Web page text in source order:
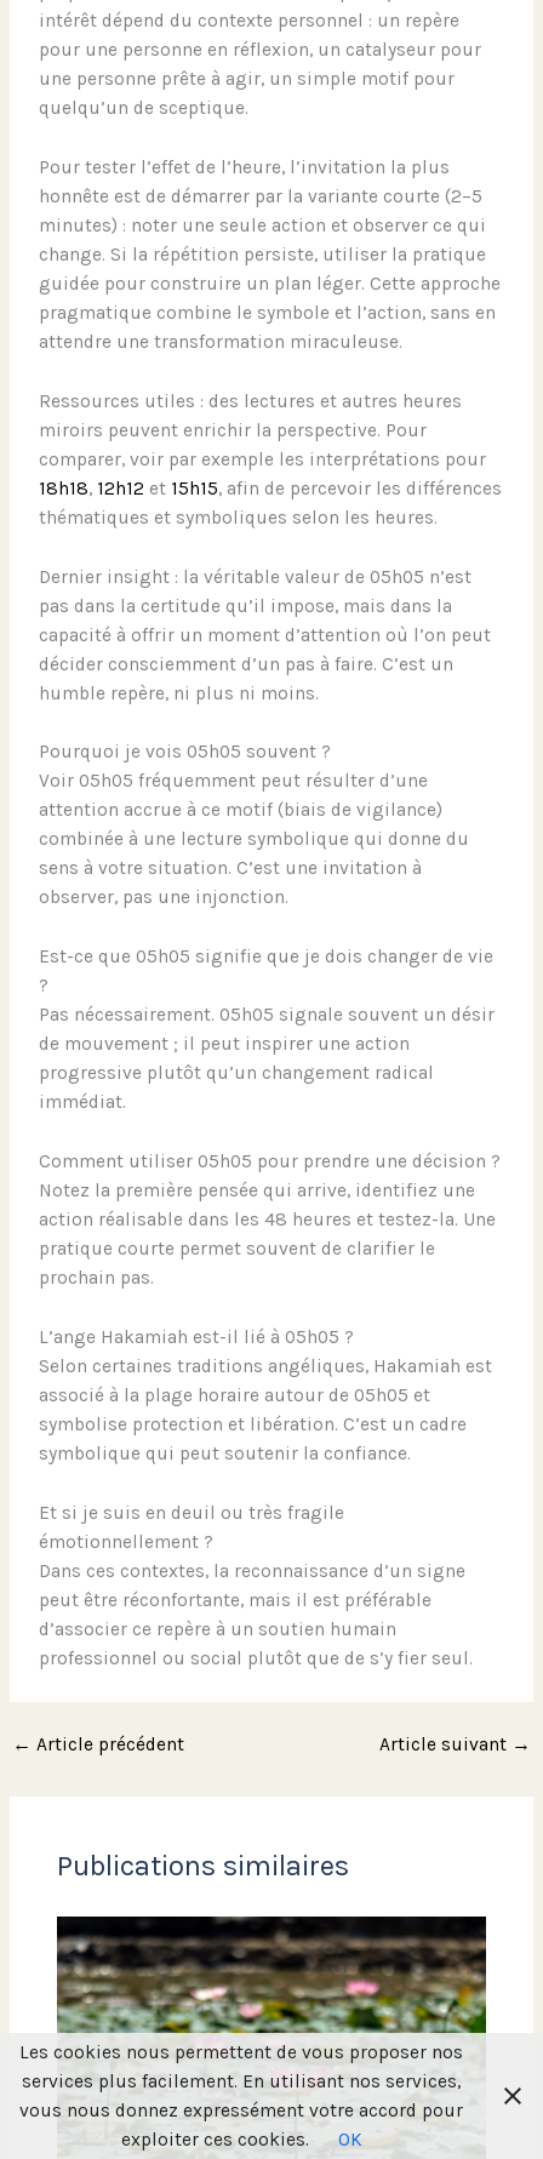
intérêt dépend du contexte personnel : un repère
pour une personne en réflexion, un catalyseur pour
une personne prête à agir, un simple motif pour
quelqu’un de sceptique.
Pour tester l’effet de l’heure, l’invitation la plus
honnête est de démarrer par la variante courte (2–5
minutes) : noter une seule action et observer ce qui
change. Si la répétition persiste, utiliser la pratique
guidée pour construire un plan léger. Cette approche
pragmatique combine le symbole et l’action, sans en
attendre une transformation miraculeuse.
Ressources utiles : des lectures et autres heures
miroirs peuvent enrichir la perspective. Pour
comparer, voir par exemple les interprétations pour
18h18, 12h12 et 15h15, afin de percevoir les différences
thématiques et symboliques selon les heures.
Dernier insight : la véritable valeur de 05h05 n’est
pas dans la certitude qu’il impose, mais dans la
capacité à offrir un moment d’attention où l’on peut
décider consciemment d’un pas à faire. C’est un
humble repère, ni plus ni moins.
Pourquoi je vois 05h05 souvent ?
Voir 05h05 fréquemment peut résulter d’une
attention accrue à ce motif (biais de vigilance)
combinée à une lecture symbolique qui donne du
sens à votre situation. C’est une invitation à
observer, pas une injonction.
Est-ce que 05h05 signifie que je dois changer de vie
?
Pas nécessairement. 05h05 signale souvent un désir
de mouvement ; il peut inspirer une action
progressive plutôt qu’un changement radical
immédiat.
Comment utiliser 05h05 pour prendre une décision ?
Notez la première pensée qui arrive, identifiez une
action réalisable dans les 48 heures et testez-la. Une
pratique courte permet souvent de clarifier le
prochain pas.
L’ange Hakamiah est-il lié à 05h05 ?
Selon certaines traditions angéliques, Hakamiah est
associé à la plage horaire autour de 05h05 et
symbolise protection et libération. C’est un cadre
symbolique qui peut soutenir la confiance.
Et si je suis en deuil ou très fragile
émotionnellement ?
Dans ces contextes, la reconnaissance d’un signe
peut être réconfortante, mais il est préférable
d’associer ce repère à un soutien humain
professionnel ou social plutôt que de s’y fier seul.
← Article précédent Article suivant →
Publications similaires
Les cookies nous permettent de vous proposer nos
services plus facilement. En utilisant nos services,
vous nous donnez expressément votre accord pour
exploiter ces cookies.
OK